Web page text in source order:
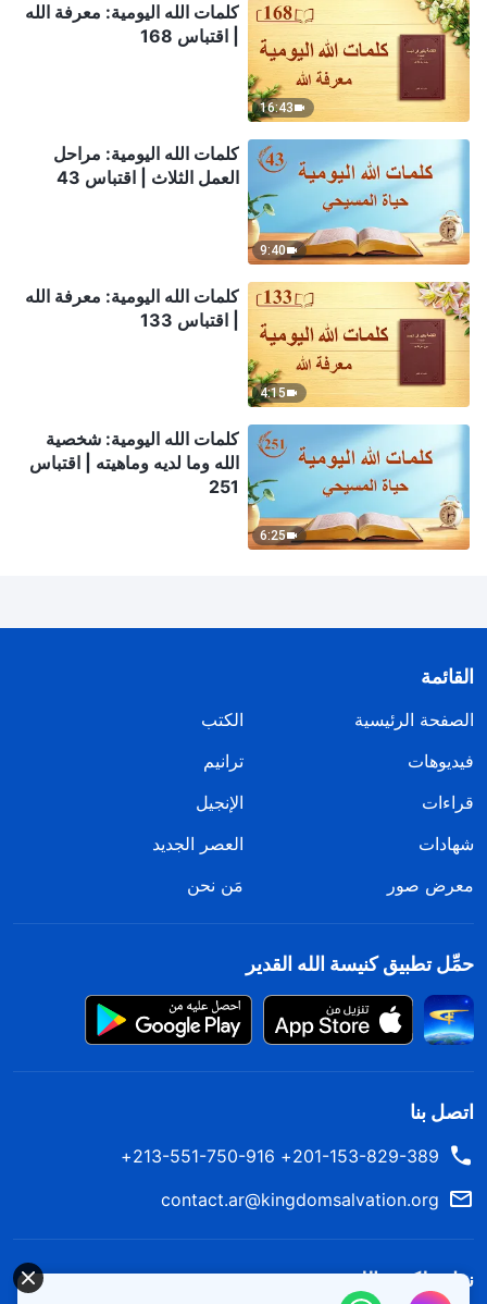
16:43
كلمات الله اليومية: معرفة الله
| اقتباس 168
9:40
كلمات الله اليومية: مراحل
العمل الثلاث | اقتباس 43
4:15
كلمات الله اليومية: معرفة الله
| اقتباس 133
6:25
كلمات الله اليومية: شخصية
الله وما لديه وماهيته | اقتباس
251
القائمة
الصفحة الرئيسية
الكتب
فيديوهات
ترانيم
قراءات
الإنجيل
شهادات
العصر الجديد
معرض صور
مَن نحن
حمِّل تطبيق كنيسة الله القدير
اتصل بنا
201-153-829-389+ 213-551-750-916+
contact.ar@kingdomsalvation.org
نزل ملكوت الله.